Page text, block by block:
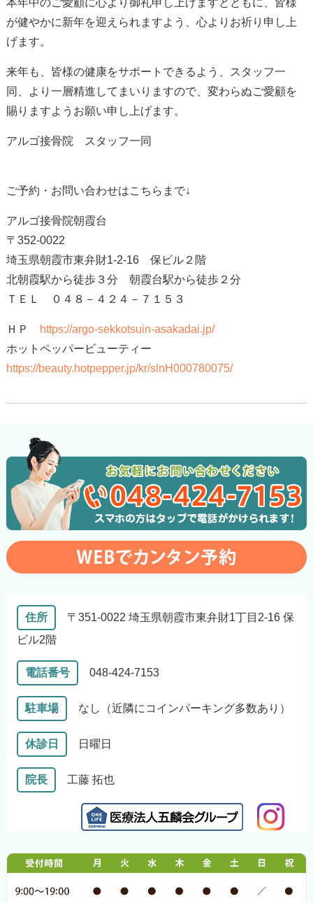
本年中のご愛顧に心より御礼申し上げますとともに、皆様
が健やかに新年を迎えられますよう、心よりお祈り申し上
げます。
来年も、皆様の健康をサポートできるよう、スタッフ一
同、より一層精進してまいりますので、変わらぬご愛顧を
賜りますようお願い申し上げます。
アルゴ接骨院 スタッフ一同
ご予約・お問い合わせはこちらまで↓
アルゴ接骨院朝霞台
〒352-0022
埼玉県朝霞市東弁財1-2-16 保ビル２階
北朝霞駅から徒歩３分 朝霞台駅から徒歩２分
ＴＥＬ ０４８－４２４－７１５３
ＨＰ
https://argo-sekkotsuin-asakadai.jp/
ホットペッパービューティー
https://beauty.hotpepper.jp/kr/slnH000780075/
住所
〒351-0022 埼玉県朝霞市東弁財1丁目2-16 保
ビル2階
電話番号 048-424-7153
駐車場 なし（近隣にコインパーキング多数あり）
休診日 日曜日
院長 工藤 拓也